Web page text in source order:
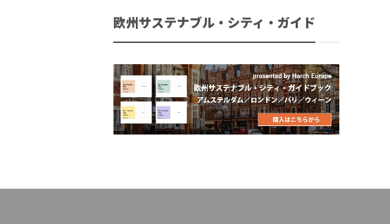
欧州サステナブル・シティ・ガイド